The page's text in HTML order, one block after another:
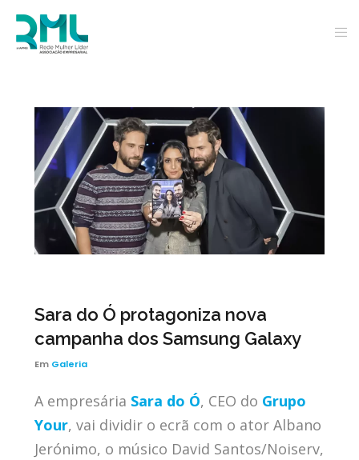
Sara do Ó protagoniza nova
campanha dos Samsung Galaxy
Em Galeria
A empresária Sara do Ó, CEO do Grupo
Your, vai dividir o ecrã com o ator Albano
Jerónimo, o músico David Santos/Noiserv,